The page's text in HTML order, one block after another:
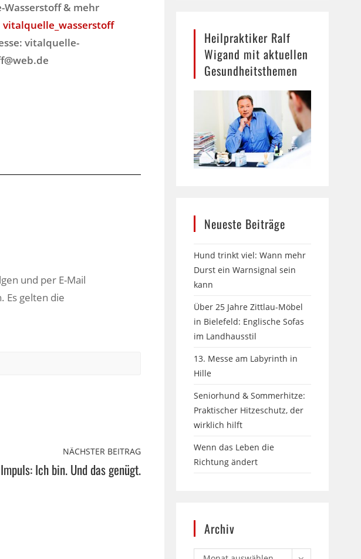
& mehr
vitalquelle_wasserstoff
vitalquelle-
und per E-Mail
Es gelten die
NÄCHSTER BEITRAG
Impuls: Ich bin. Und das genügt.
Heilpraktiker Ralf
Wigand mit aktuellen
Gesundheitsthemen
Neueste Beiträge
Hund trinkt viel: Wann mehr
Durst ein Warnsignal sein
kann
Über 25 Jahre Zittlau-Möbel
in Bielefeld: Englische Sofas
im Landhausstil
13. Messe am Labyrinth in
Hille
Seniorhund & Sommerhitze:
Praktischer Hitzeschutz, der
wirklich hilft
Wenn das Leben die
Richtung ändert
Archiv